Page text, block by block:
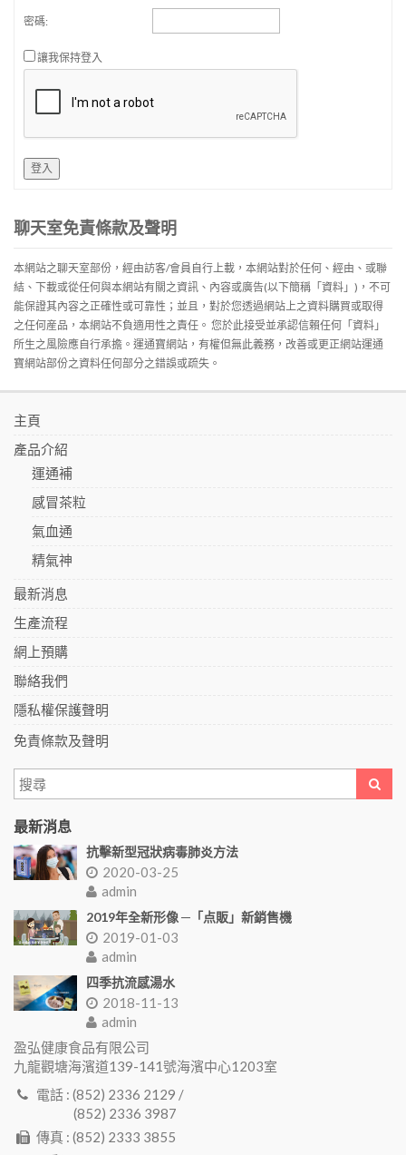
密碼:
讓我保持登入
登入
聊天室免責條款及聲明
本網站之聊天室部份，經由訪客/會員自行上載，本網站對於任何、經由、或聯
結、下載或從任何與本網站有關之資訊、內容或廣告(以下簡稱「資料」)，不可
能保證其內容之正確性或可靠性；並且，對於您透過網站上之資料購買或取得
之任何産品，本網站不負適用性之責任。 您於此接受並承認信賴任何「資料」
所生之風險應自行承擔。運通寶網站，有權但無此義務，改善或更正網站運通
寶網站部份之資料任何部分之錯誤或疏失。
主頁
產品介紹
運通補
感冒茶粒
氣血通
精氣神
最新消息
生產流程
網上預購
聯絡我們
隱私權保護聲明
免責條款及聲明
最新消息
抗擊新型冠狀病毒肺炎方法
2020-03-25
admin
2019年全新形像 ─「点販」新銷售機
2019-01-03
admin
四季抗流感湯水
2018-11-13
admin
盈弘健康食品有限公司
九龍觀塘海濱道139-141號海濱中心1203室
電話 : (852) 2336 2129 /
(852) 2336 3987
傳真 : (852) 2333 3855